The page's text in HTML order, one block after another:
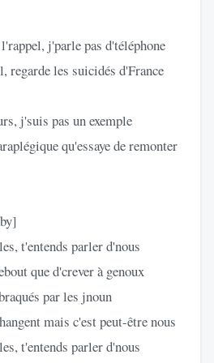
j'parle pas d'téléphone
regarde les suicidés d'France
j'suis pas un exemple
qu'essaye de remonter
t'entends parler d'nous
que d'crever à genoux
par les jnoun
mais c'est peut-être nous
t'entends parler d'nous